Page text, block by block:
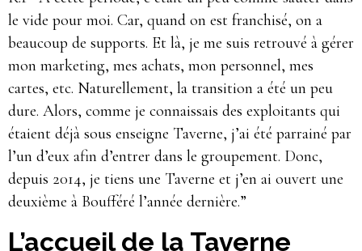
le vide pour moi. Car, quand on est franchisé, on a
beaucoup de supports. Et là, je me suis retrouvé à gérer
mon marketing, mes achats, mon personnel, mes
cartes, etc. Naturellement, la transition a été un peu
dure. Alors, comme je connaissais des exploitants qui
étaient déjà sous enseigne Taverne, j’ai été parrainé par
l’un d’eux afin d’entrer dans le groupement. Donc,
depuis 2014, je tiens une Taverne et j’en ai ouvert une
deuxième à Boufféré l’année dernière.”
L’accueil de la Taverne